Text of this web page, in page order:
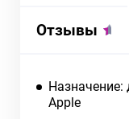
Отзывы
Назначение:
Apple